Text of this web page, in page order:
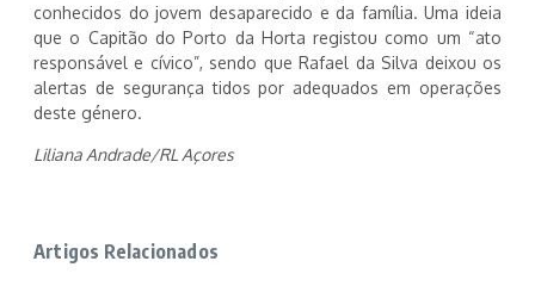
conhecidos do jovem desaparecido e da família. Uma ideia
que o Capitão do Porto da Horta registou como um “ato
responsável e cívico”, sendo que Rafael da Silva deixou os
alertas de segurança tidos por adequados em operações
deste género.
Liliana Andrade/RL Açores
Artigos Relacionados